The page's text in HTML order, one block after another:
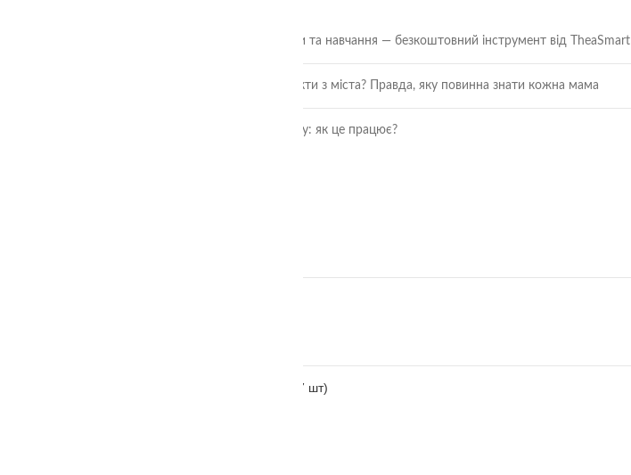
🎲 Онлайн-кубики для гри та навчання — безкоштовний інструмент від TheaSmart
Чи безпечні ягоди та фрукти з міста? Правда, яку повинна знати кожна мама
Розвиток дитини через гру: як це працює?
Тактильні чоловічки монтессорі (великі 7 шт)